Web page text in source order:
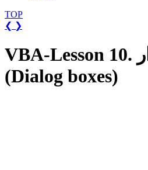
TOP
❮ ❯
VBA-Lesson 10. نوافذ الحوار
(Dialog boxes)